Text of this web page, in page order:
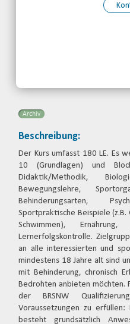
Archiv
Beschreibung:
Der Kurs umfasst 180 LE. Es
10 (Grundlagen) und
Didaktik/Methodik,
Bewegungslehre,
Behinderungsarten,
Sportpraktische Beispiele
Schwimmen), Ernährung,
Lernerfolgskontrolle.
an alle interessierten und
mindestens 18 Jahre alt sind
mit Behinderung, chronisch
Bedrohten anbieten möchten.
der BRSNW
Voraussetzungen zu erfüllen:
besteht grundsätzlich